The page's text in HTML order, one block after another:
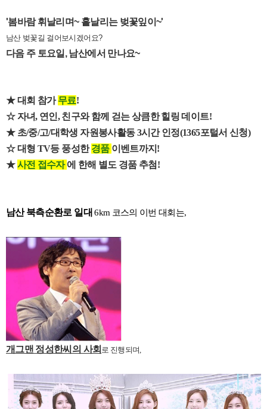
'봄바람 휘날리며~ 흩날리는 벚꽃잎이~'
남산 벚꽃길 걸어보시겠어요?
다음 주 토요일, 남산에서 만나요~
★ 대회 참가무료!
☆ 자녀, 연인, 친구와 함께 걷는 상큼한 힐링 데이트!
★ 초/중/고/대학생 자원봉사활동 3시간 인정(1365포털서 신청)
☆대형 TV등 풍성한경품 이벤트까지!
★ 사전 접수자에 한해 별도 경품 추첨!
남산 북측순환로 일대 6km 코스의 이번 대회는,
개그맨 정성한씨의 사회 로 진행되며,